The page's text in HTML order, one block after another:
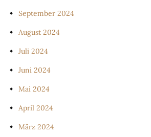
September 2024
August 2024
Juli 2024
Juni 2024
Mai 2024
April 2024
März 2024